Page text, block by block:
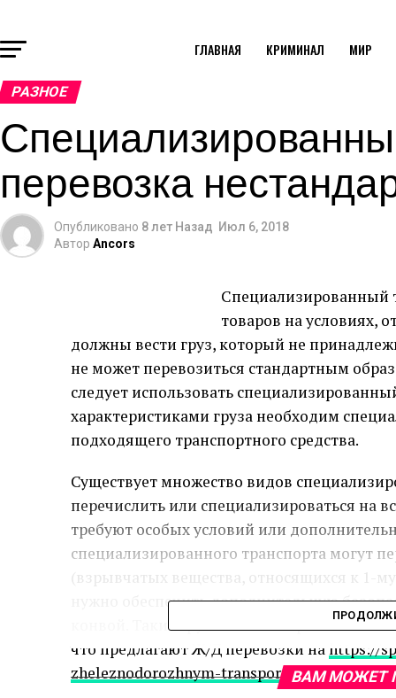
ГЛАВНАЯ КРИМИНАЛ МИР
РАЗНОЕ
перевозка
Опубликовано 8 лет Назад Июл 6, 2018
Автор Ancors
Специализированный
товаров на условиях,
должны вести груз, который не
не может перевозиться стандартным
следует использовать
характеристиками груза необходим
подходящего транспортного средства.
Существует множество видов
перечислить или специализироваться на
требуют особых условий или
специализированного транспорта могут
(взрывчатых вещества, относящихся к 1-
нужно обеспечить дополнительную
конвой. Такие грузы может перевозить
что предлагают Ж/Д перевозки на https://
zheleznodorozhnym-transportom.html.
ВАМ МОЖЕТ